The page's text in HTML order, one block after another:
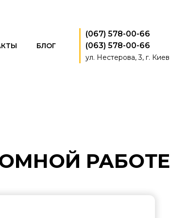
БЛОГ
(067) 578-00-66
(063) 578-00-66
ул. Нестерова, 3, г. Киев
РАБОТЕ